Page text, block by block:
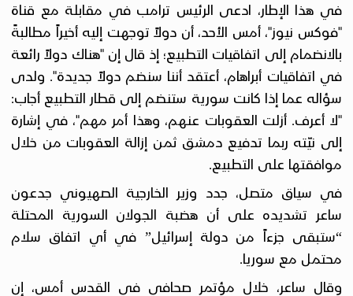
في هذا الإطار، ادعى الرئيس ترامب في مقابلة مع قناة
"فوكس نيوز"، أمس الأحد، أن دولاً توجهت إليه أخيراً مطالبةً
بالانضمام إلى اتفاقيات التطبيع؛ إذ قال إن "هناك دولاً رائعة
في اتفاقيات أبراهام، أعتقد أننا سنضم دولاً جديدة". ولدى
سؤاله عما إذا كانت سورية ستنضم إلى قطار التطبيع أجاب:
"لا أعرف. أزلت العقوبات عنهم، وهذا أمر مهم"، في إشارة
إلى نيّته ربما تدفيع دمشق ثمن إزالة العقوبات من خلال
موافقتها على التطبيع.
في سياق متصل، جدد وزير الخارجية الصهيوني جدعون
ساعر تشديده على أن هضبة الجولان السورية المحتلة
“ستبقى جزءاً من دولة إسرائيل” في أي اتفاق سلام
محتمل مع سوريا.
وقال ساعر، خلال مؤتمر صحافي في القدس أمس، إن